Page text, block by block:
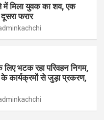
में मिला युवक का शव, एक
फरार
लिए भटक रहा परिवहन निगम,
कार्यक्रमों से जुड़ा प्रकरण,